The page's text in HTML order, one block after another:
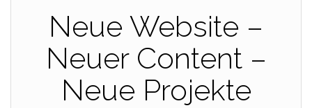
Neue Website –
Neuer Content –
Neue Projekte